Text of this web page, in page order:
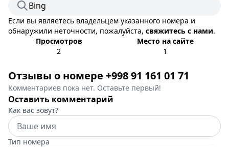
Bing
Если вы являетесь владельцем указанного номера и
обнаружили неточности, пожалуйста, свяжитесь с нами.
Просмотров
2
Место на сайте
1
Отзывы о номере +998 91 161 01 71
Комментариев пока нет. Оставьте первый!
Оставить комментарий
Как вас зовут?
Тип номера